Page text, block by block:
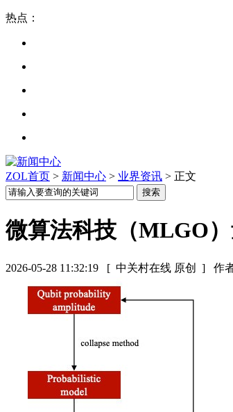
热点：
ZOL首页 > 新闻中心 > 业界资讯 > 正文
微算法科技（MLGO
2026-05-28 11:32:19 [ 中关村在线 原创 ] 作